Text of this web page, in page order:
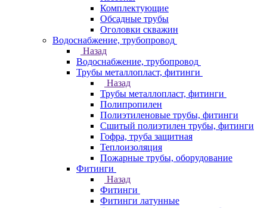
Комплектующие
Обсадные трубы
Оголовки скважин
Водоснабжение, трубопровод
Назад
Водоснабжение, трубопровод
Трубы металлопласт, фитинги
Назад
Трубы металлопласт, фитинги
Полипропилен
Полиэтиленовые трубы, фитинги
Сшитый полиэтилен трубы, фитинги
Гофра, труба защитная
Теплоизоляция
Пожарные трубы, оборудование
Фитинги
Назад
Фитинги
Фитинги латунные